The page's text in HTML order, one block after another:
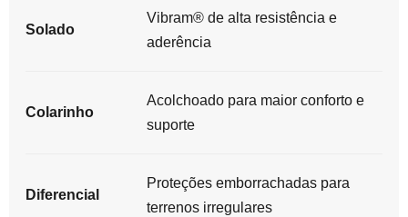
Solado
Vibram® de alta resistência e
aderência
Colarinho
Acolchoado para maior conforto e
suporte
Diferencial
Proteções emborrachadas para
terrenos irregulares